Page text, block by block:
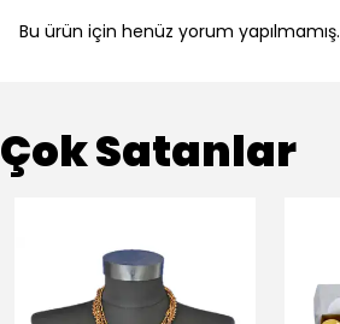
Bu ürün için henüz yorum yapılmamış.
Çok Satanlar